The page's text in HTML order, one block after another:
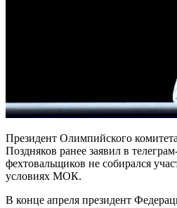
Президент Олимпийского
Поздняков ранее заявил в
фехтовальщиков не собирался
условиях МОК.
В конце апреля президент